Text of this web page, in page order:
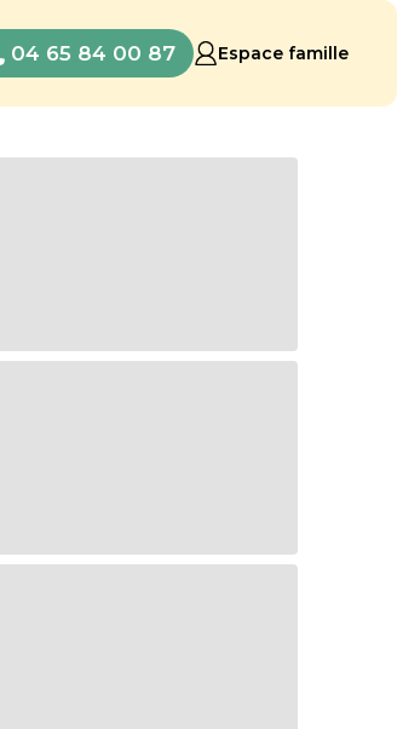
04 65 84 00 87 Espace famille